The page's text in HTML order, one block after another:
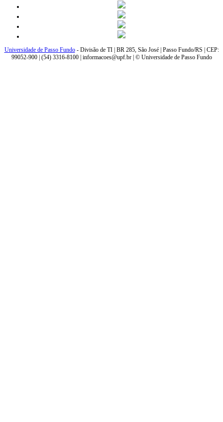
Universidade de Passo Fundo- Divisão de TI | BR 285, São José | Passo Fundo/RS | CEP:
99052-900 | (54) 3316-8100 | informacoes@upf.br | © Universidade de Passo Fundo